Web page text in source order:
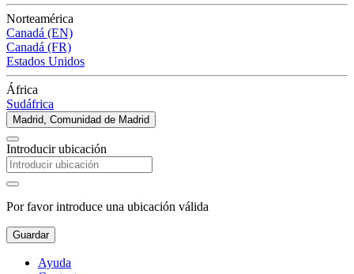
Norteamérica
Canadá (EN)
Canadá (FR)
Estados Unidos
África
Sudáfrica
Madrid, Comunidad de Madrid
Introducir ubicación
Por favor introduce una ubicación válida
Guardar
Ayuda